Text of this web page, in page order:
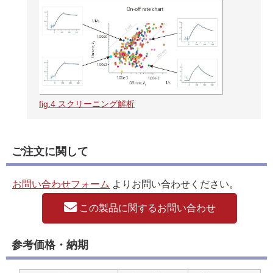
fig.4 スクリーニング解析
ご注文に関して
お問い合わせフォーム よりお問い合わせください。
この製品に関するお問い合わせ
参考価格・納期